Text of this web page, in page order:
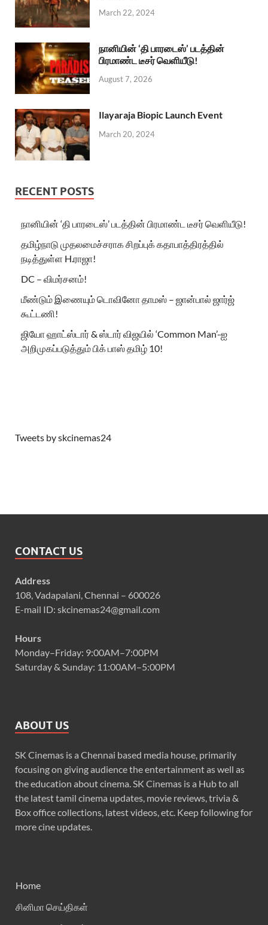
March 22, 2024
நானியின் ‘தி பாரடைஸ்’ படத்தின்
பிரமாண்ட டீசர் வெளியீடு!
August 7, 2026
Ilayaraja Biopic Launch Event
March 20, 2024
RECENT POSTS
நானியின் ‘தி பாரடைஸ்’ படத்தின் பிரமாண்ட டீசர் வெளியீடு!
தமிழ்நாடு முதலமைச்சராக சிறப்புக் கதாபாத்திரத்தில்
நடித்துள்ள H.ராஜா!
DC – விமர்சனம்!
மீண்டும் இணையும் டொவினோ தாமஸ் – ஜான்பால் ஜார்ஜ்
கூட்டணி!
ஜியோ ஹாட்ஸ்டார் & ஸ்டார் விஜயில் ‘Common Man’-ஐ
அறிமுகப்படுத்தும் பிக் பாஸ் தமிழ் 10!
Tweets by skcinemas24
CONTACT US
Address
108, Vadapalani, Chennai – 600026
E-mail ID: skcinemas24@gmail.com
Hours
Monday–Friday: 9:00AM–7:00PM
Saturday & Sunday: 11:00AM–5:00PM
ABOUT US
SK Cinemas is a Chennai based media house, primarily
focusing on giving audience the entertainment as well as
the education about cinema. SK Cinemas is a Hub to all
the latest tamil cinema updates, movie reviews, trivia &
Box office collections, latest videos, etc. Keep following for
more cine updates.
Home
சினிமா செய்திகள்